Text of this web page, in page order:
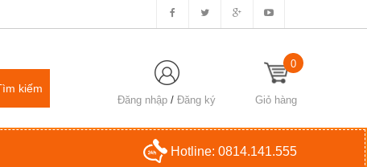
Đăng nhập /Đăng ký Giỏ hàng
0
Hotline: 0814.141.555